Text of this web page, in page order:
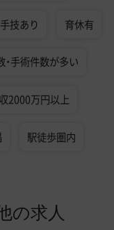
手技あり 育休有
・手術件数が多い
2000万円以上
駅徒歩圏内
の求人